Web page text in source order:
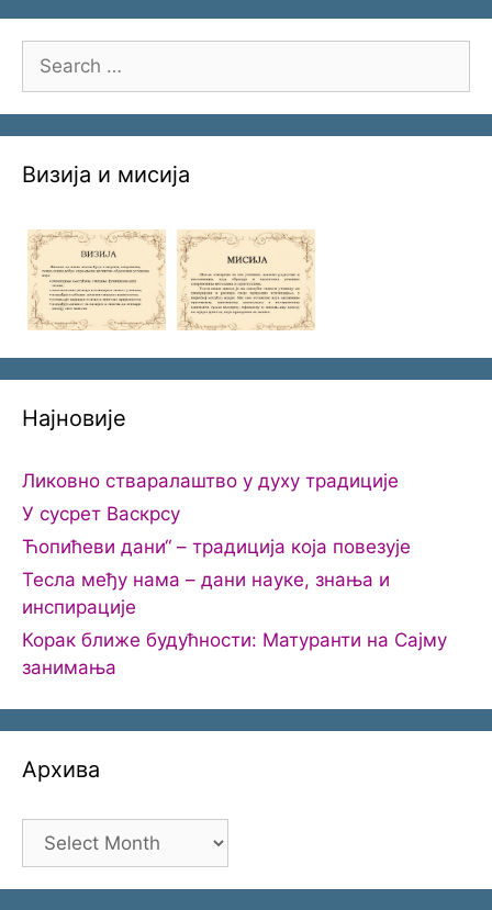
for:
Визија и мисија
Најновије
Ликовно стваралаштво у духу традиције
У сусрет Васкрсу
Ћопићеви дани“ – традиција која повезује
Тесла међу нама – дани науке, знања и
инспирације
Корак ближе будућности: Матуранти на Сајму
занимања
Архива
Архива